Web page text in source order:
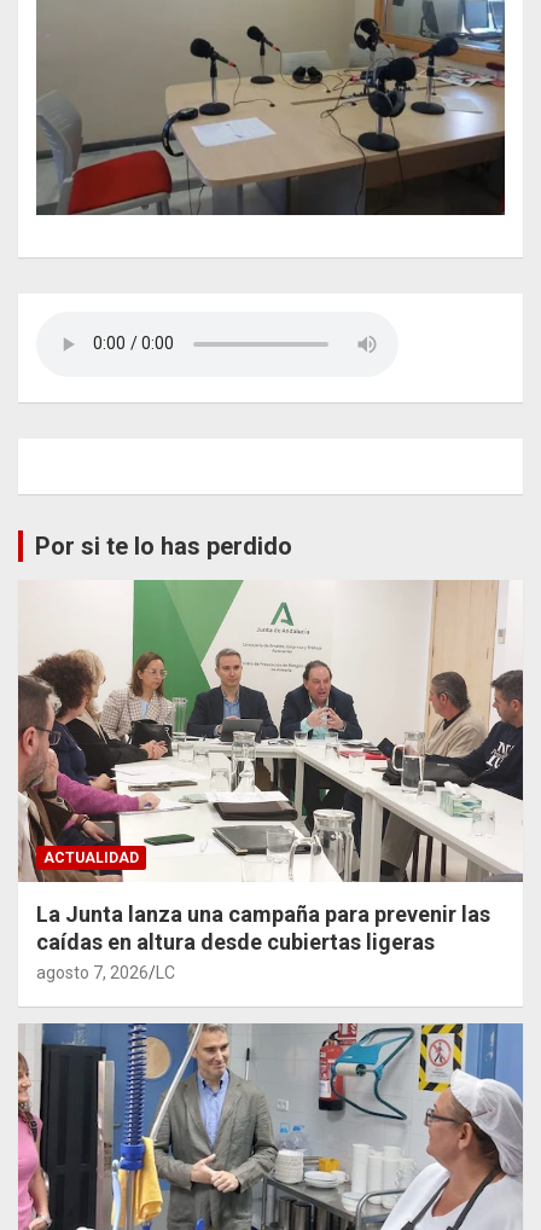
Por si te lo has perdido
ACTUALIDAD
La Junta lanza una campaña para prevenir las
caídas en altura desde cubiertas ligeras
agosto 7, 2026 LC